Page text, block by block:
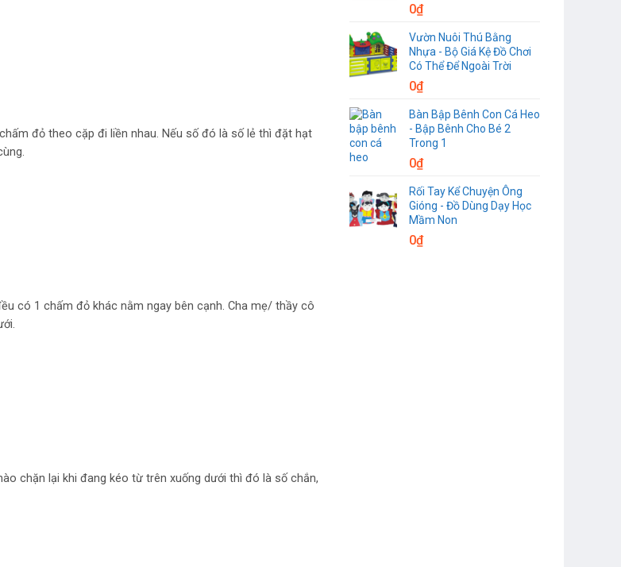
đỏ theo cặp đi liền nhau. Nếu số đó là số lẻ thì đặt hạt
có 1 chấm đỏ khác nằm ngay bên cạnh. Cha mẹ/ thầy cô
chặn lại khi đang kéo từ trên xuống dưới thì đó là số chắn,
0₫
Vườn Nuôi Thú Bằng
Nhựa - Bộ Giá Kệ Đồ Chơi
Có Thể Để Ngoài Trời
0₫
Bàn Bập Bênh Con Cá Heo
- Bập Bênh Cho Bé 2
Trong 1
0₫
Rối Tay Kể Chuyện Ông
Gióng - Đồ Dùng Dạy Học
Mầm Non
0₫